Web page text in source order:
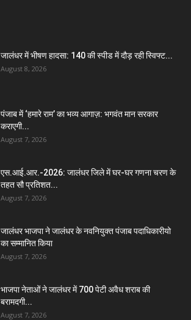
जालंधर में भीषण हादसा: 140 की स्पीड में दौड़ रही स्विफ्ट...
August 8, 2026
पंजाब में ‘हमारे राम’ का भव्य आगाज़: भगवंत मान सरकार
कराएगी...
August 7, 2026
एस.आई.आर.-2026: जालंधर जिले में घर-घर गणना चरण के
तहत सौ प्रतिशत...
August 7, 2026
जालंधर भाजपा ने जालंधर के नवनियुक्त पंजाब पदाधिकारीयो
का सम्मानित किया
August 7, 2026
भाजपा नेताओं ने जालंधर में 700 पेटी अवैध शराब की
बरामदगी...
August 7, 2026